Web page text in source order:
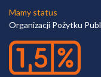
Mamy status
Organizacji Pożytku